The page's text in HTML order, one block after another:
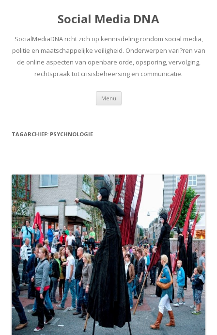
Social Media DNA
SocialMediaDNA richt zich op kennisdeling rondom social media,
politie en maatschappelijke veiligheid. Onderwerpen vari?ren van
de online aspecten van openbare orde, opsporing, vervolging,
rechtspraak tot crisisbeheersing en communicatie.
Menu Spring
inhoud
TAGARCHIEF: PSYCHNOLOGIE